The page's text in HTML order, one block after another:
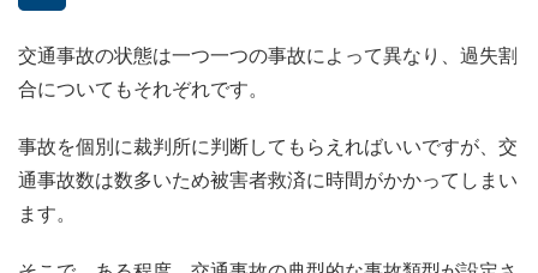
交通事故の状態は一つ一つの事故によって異なり、過失割
合についてもそれぞれです。
事故を個別に裁判所に判断してもらえればいいですが、交
通事故数は数多いため被害者救済に時間がかかってしまい
ます。